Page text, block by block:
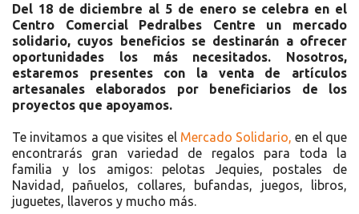
Del 18 de diciembre al 5 de enero se celebra en el
Centro Comercial Pedralbes Centre un mercado
solidario, cuyos beneficios se destinarán a ofrecer
oportunidades los más necesitados. Nosotros,
estaremos presentes con la venta de artículos
artesanales elaborados por beneficiarios de los
proyectos que apoyamos.
Te invitamos a que visites el Mercado Solidario, en el que
encontrarás gran variedad de regalos para toda la
familia y los amigos: pelotas Jequies, postales de
Navidad, pañuelos, collares, bufandas, juegos, libros,
juguetes, llaveros y mucho más.